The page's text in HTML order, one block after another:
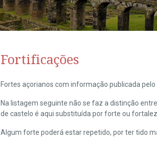
Fortificações
Fortes açorianos com informação publicada pelo
Na listagem seguinte não se faz a distinção
de castelo é aqui substituída por forte ou
Algum forte poderá estar repetido, por ter tido